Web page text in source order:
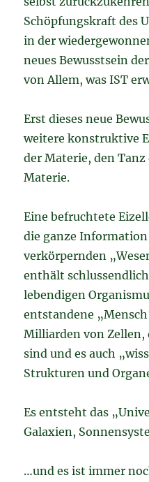
Schöpfungskraft des
in der
neues Bewusstsein
von Allem, was IST
Erst dieses neue
weitere konstruktive
der Materie, den
Materie.
Eine befruchtete
die ganze Information
verkörpernden
enthält
lebendigen
entstandene
Milliarden von Zellen,
sind und es auch
Strukturen und
Es entsteht das
Galaxien,
…und es ist immer